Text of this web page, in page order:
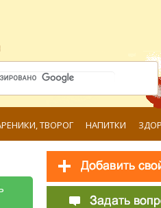
ТВОРОГ НАПИТКИ